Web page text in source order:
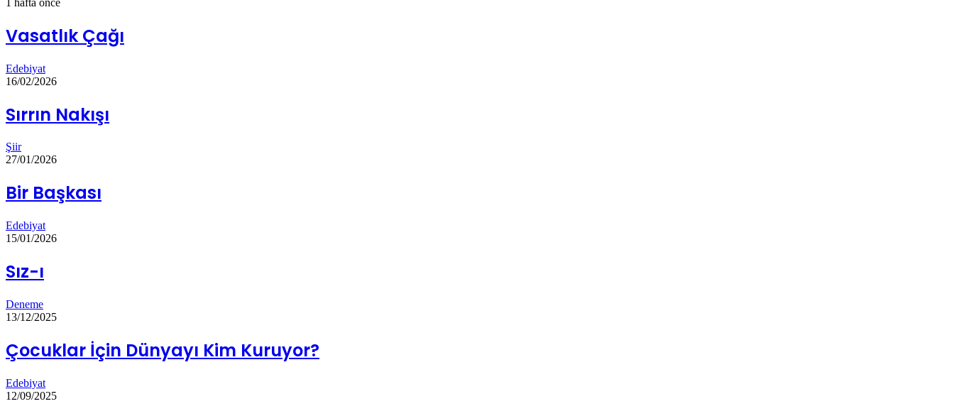
Vasatlık Çağı
Edebiyat
16/02/2026
Sırrın Nakışı
Şiir
27/01/2026
Bir Başkası
Edebiyat
15/01/2026
Sız-ı
Deneme
13/12/2025
Çocuklar İçin Dünyayı Kim Kuruyor?
Edebiyat
12/09/2025